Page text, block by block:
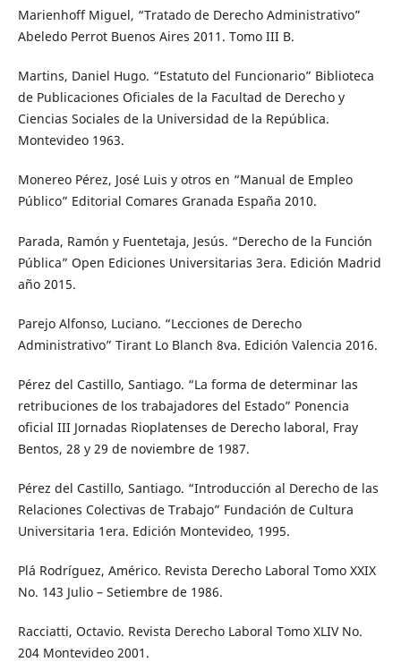
Marienhoff Miguel, “Tratado de Derecho Administrativo”
Abeledo Perrot Buenos Aires 2011. Tomo III B.
Martins, Daniel Hugo. “Estatuto del Funcionario” Biblioteca
de Publicaciones Oficiales de la Facultad de Derecho y
Ciencias Sociales de la Universidad de la República.
Montevideo 1963.
Monereo Pérez, José Luis y otros en “Manual de Empleo
Público” Editorial Comares Granada España 2010.
Parada, Ramón y Fuentetaja, Jesús. “Derecho de la Función
Pública” Open Ediciones Universitarias 3era. Edición Madrid
año 2015.
Parejo Alfonso, Luciano. “Lecciones de Derecho
Administrativo” Tirant Lo Blanch 8va. Edición Valencia 2016.
Pérez del Castillo, Santiago. “La forma de determinar las
retribuciones de los trabajadores del Estado” Ponencia
oficial III Jornadas Rioplatenses de Derecho laboral, Fray
Bentos, 28 y 29 de noviembre de 1987.
Pérez del Castillo, Santiago. “Introducción al Derecho de las
Relaciones Colectivas de Trabajo” Fundación de Cultura
Universitaria 1era. Edición Montevideo, 1995.
Plá Rodríguez, Américo. Revista Derecho Laboral Tomo XXIX
No. 143 Julio – Setiembre de 1986.
Racciatti, Octavio. Revista Derecho Laboral Tomo XLIV No.
204 Montevideo 2001.